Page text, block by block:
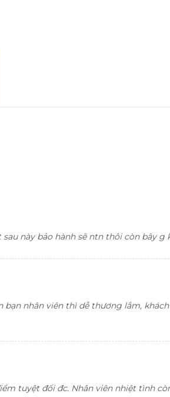
này bảo hành sẽ ntn thôi còn bây g
nhân viên thì dễ thương lắm,
tuyệt đối đc. Nhân viên nhiệt tình